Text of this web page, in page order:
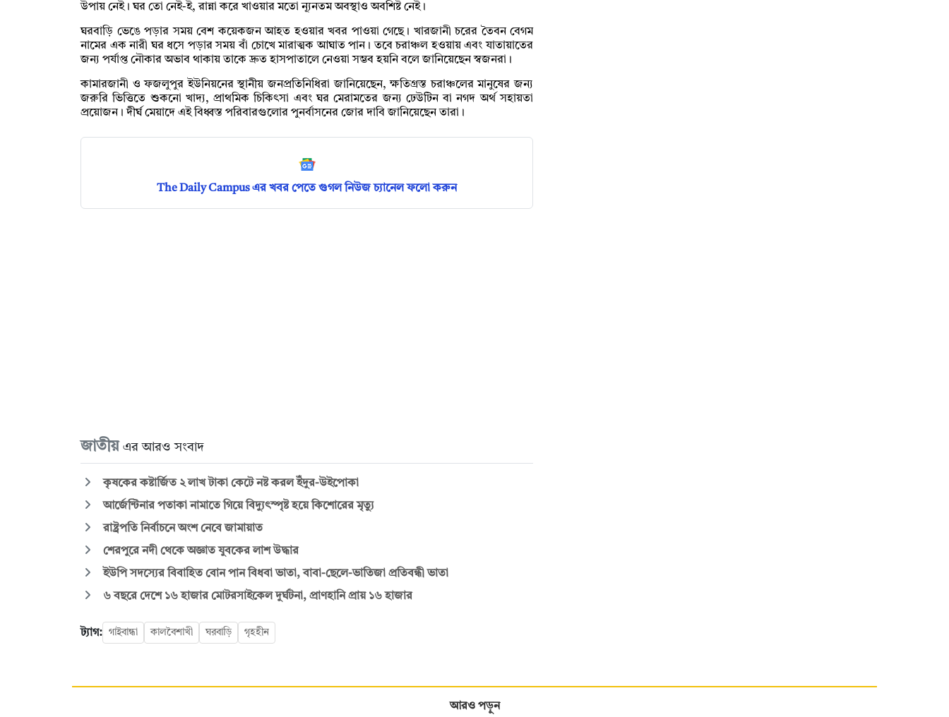
উপায় নেই। ঘর তো নেই-ই, রান্না করে খাওয়ার মতো ন্যূনতম অবস্থাও অবশিষ্ট নেই।
ঘরবাড়ি ভেঙে পড়ার সময় বেশ কয়েকজন আহত হওয়ার খবর পাওয়া গেছে। খারজানী চরের তৈবন বেগম
নামের এক নারী ঘর ধসে পড়ার সময় বাঁ চোখে মারাত্মক আঘাত পান। তবে চরাঞ্চল হওয়ায় এবং যাতায়াতের
জন্য পর্যাপ্ত নৌকার অভাব থাকায় তাকে দ্রুত হাসপাতালে নেওয়া সম্ভব হয়নি বলে জানিয়েছেন স্বজনরা।
কামারজানী ও ফজলুপুর ইউনিয়নের স্থানীয় জনপ্রতিনিধিরা জানিয়েছেন, ক্ষতিগ্রস্ত চরাঞ্চলের মানুষের জন্য
জরুরি ভিত্তিতে শুকনো খাদ্য, প্রাথমিক চিকিৎসা এবং ঘর মেরামতের জন্য ঢেউটিন বা নগদ অর্থ সহায়তা
প্রয়োজন। দীর্ঘ মেয়াদে এই বিধ্বস্ত পরিবারগুলোর পুনর্বাসনের জোর দাবি জানিয়েছেন তারা।
The Daily Campus এর খবর পেতে গুগল নিউজ চ্যানেল ফলো করুন
জাতীয় এর আরও সংবাদ
কৃষকের কষ্টার্জিত ২ লাখ টাকা কেটে নষ্ট করল ইঁদুর-উইপোকা
আর্জেন্টিনার পতাকা নামাতে গিয়ে বিদ্যুৎস্পৃষ্ট হয়ে কিশোরের মৃত্যু
রাষ্ট্রপতি নির্বাচনে অংশ নেবে জামায়াত
শেরপুরে নদী থেকে অজ্ঞাত যুবকের লাশ উদ্ধার
ইউপি সদস্যের বিবাহিত বোন পান বিধবা ভাতা, বাবা-ছেলে-ভাতিজা প্রতিবন্ধী ভাতা
৬ বছরে দেশে ১৬ হাজার মোটরসাইকেল দুর্ঘটনা, প্রাণহানি প্রায় ১৬ হাজার
ট্যাগ: গাইবান্ধা কালবৈশাখী ঘরবাড়ি গৃহহীন
আরও পড়ুন